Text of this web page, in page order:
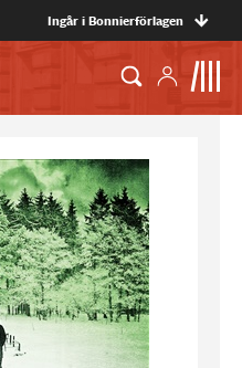
Ingår i Bonnierförlagen